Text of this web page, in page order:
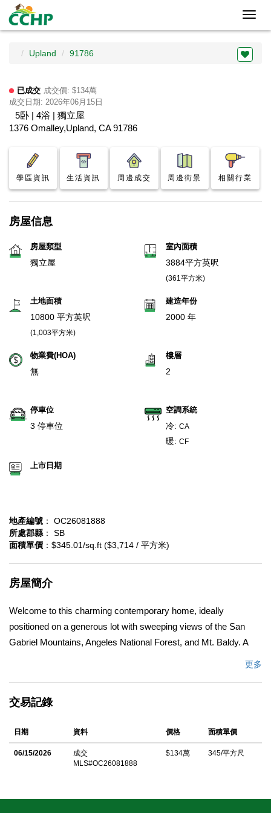
Upland 91786
已成交 成交價: $134萬
成交日期: 2026年06月15日
5卧 | 4浴 | 獨立屋
1376 Omalley,Upland, CA 91786
學區資訊 生活資訊 周邊成交 周邊街景 相關行業
房屋信息
房屋類型
獨立屋
室內面積
3884平方英呎
(361平方米)
土地面積
10800 平方英呎
(1,003平方米)
建造年份
2000 年
物業費(HOA)
無
樓層
2
停車位
3 停車位
空調系統
冷: CA
暖: CF
上市日期
地產編號 ： OC26081888
所處郡縣 ： SB
面積單價 ：$345.01/sq.ft ($3,714 / 平方米)
房屋簡介
Welcome to this charming contemporary home, ideally
positioned on a generous lot with sweeping views of the San
Gabriel Mountains, Angeles National Forest, and Mt. Baldy. A
Room with soaring sloped ceilings, a warm fireplace, and
Designed for both everyday living and entertaining, the kitchen
showcases a high-BTU stainless steel gas range, abundant
cabinetry, and a stunning one-piece stone island accented by
versatility, featuring a dedicated home office or den, a secondary
更多
交易記錄
日期 資料 價格 面積單價
06/15/2026
成交
MLS#OC26081888
$134萬 345/平方尺